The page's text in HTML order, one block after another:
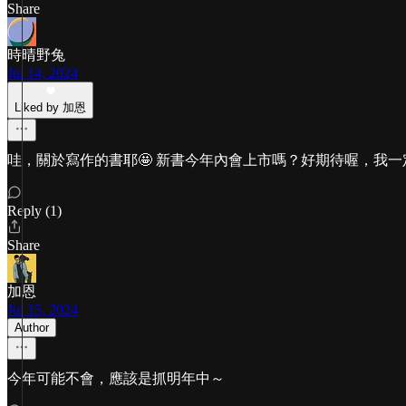
Share
時晴野兔
Jul 14, 2024
Liked by 加恩
哇，關於寫作的書耶🤩 新書今年內會上市嗎？好期待喔，我
Reply (1)
Share
加恩
Jul 15, 2024
Author
今年可能不會，應該是抓明年中～